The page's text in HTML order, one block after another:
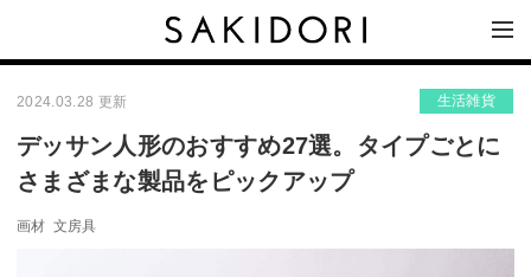
2024.03.28 更新 生活雑貨
デッサン人形のおすすめ27選。タイプごとに
さまざまな製品をピックアップ
画材 文房具